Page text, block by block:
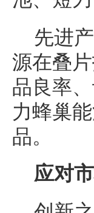
先进
源在叠
品良率
力蜂巢
品。
应对